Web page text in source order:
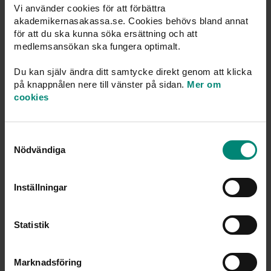
Vi använder cookies för att förbättra
akademikernasakassa.se. Cookies behövs bland annat
för att du ska kunna söka ersättning och att
medlemsansökan ska fungera optimalt.
Du kan själv ändra ditt samtycke direkt genom att klicka
på knappnålen nere till vänster på sidan. Mer om
cookies
Nödvändiga
Inställningar
Statistik
Marknadsföring
Fyll i vår ansökan – de flesta blir medlemmar direkt.
Svara på några enkla frågor och signera med BankID.
Fyll i medlemsansökan
Byt a-kassa till oss
är din utbildning som räknas. Du behåller din intjänade
Avgiften på 140 kronor per månad betalar du enklast